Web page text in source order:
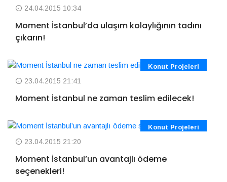
24.04.2015 10:34
Moment İstanbul’da ulaşım kolaylığının tadını
çıkarın!
Konut Projeleri
23.04.2015 21:41
Moment İstanbul ne zaman teslim edilecek!
Konut Projeleri
23.04.2015 21:20
Moment İstanbul’un avantajlı ödeme
seçenekleri!